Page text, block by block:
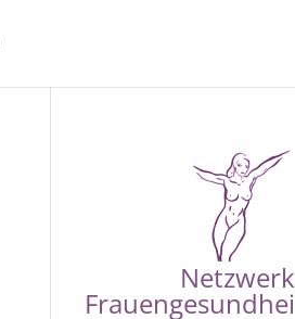
Netzwerk
Frauengesundhei